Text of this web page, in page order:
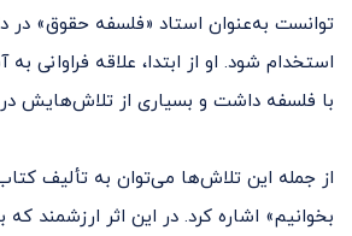
توانست به‌عنوان استاد «فلسفه حقوق» در
استخدام شود. او از ابتدا، علاقه فراوانی
با فلسفه داشت و بسیاری از تلاش‌هایش در
از جمله این تلاش‌ها می‌توان به تألیف
بخوانیم» اشاره کرد. در این اثر ارزشمند که